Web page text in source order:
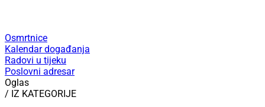
Osmrtnice
Kalendar događanja
Radovi u tijeku
Poslovni adresar
Oglas
/ IZ KATEGORIJE